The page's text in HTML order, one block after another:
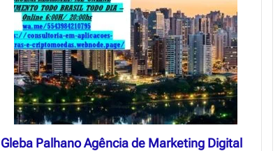
Gleba Palhano Agência de Marketing Digital